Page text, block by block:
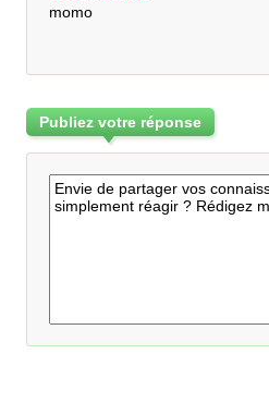
momo
Publiez votre réponse